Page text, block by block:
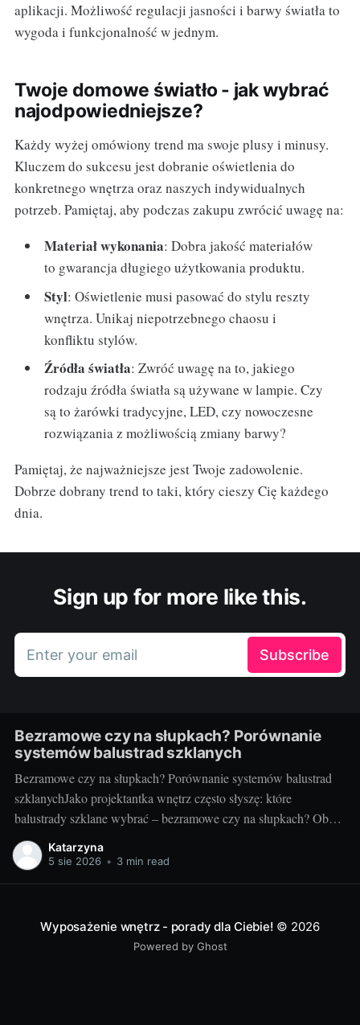
aplikacji. Możliwość regulacji jasności i barwy światła to
wygoda i funkcjonalność w jednym.
Twoje domowe światło - jak wybrać
najodpowiedniejsze?
Każdy wyżej omówiony trend ma swoje plusy i minusy.
Kluczem do sukcesu jest dobranie oświetlenia do
konkretnego wnętrza oraz naszych indywidualnych
potrzeb. Pamiętaj, aby podczas zakupu zwrócić uwagę na:
Materiał wykonania: Dobra jakość materiałów
to gwarancja długiego użytkowania produktu.
Styl: Oświetlenie musi pasować do stylu reszty
wnętrza. Unikaj niepotrzebnego chaosu i
konfliktu stylów.
Źródła światła: Zwróć uwagę na to, jakiego
rodzaju źródła światła są używane w lampie. Czy
są to żarówki tradycyjne, LED, czy nowoczesne
rozwiązania z możliwością zmiany barwy?
Pamiętaj, że najważniejsze jest Twoje zadowolenie.
Dobrze dobrany trend to taki, który cieszy Cię każdego
dnia.
Sign up for more like this.
Enter your email Subscribe
Bezramowe czy na słupkach? Porównanie
systemów balustrad szklanych
Bezramowe czy na słupkach? Porównanie systemów balustrad
szklanychJako projektantka wnętrz często słyszę: które
balustrady szklane wybrać – bezramowe czy na słupkach? Oba
systemy potrafią wyglądać zjawiskowo i podnieść wartość
nieruchomości, ale różnią się konstrukcją, montażem i
Czym
Katarzyna
5 sie 2026 • 3 min read
Wyposażenie wnętrz - porady dla Ciebie! © 2026
Powered by Ghost